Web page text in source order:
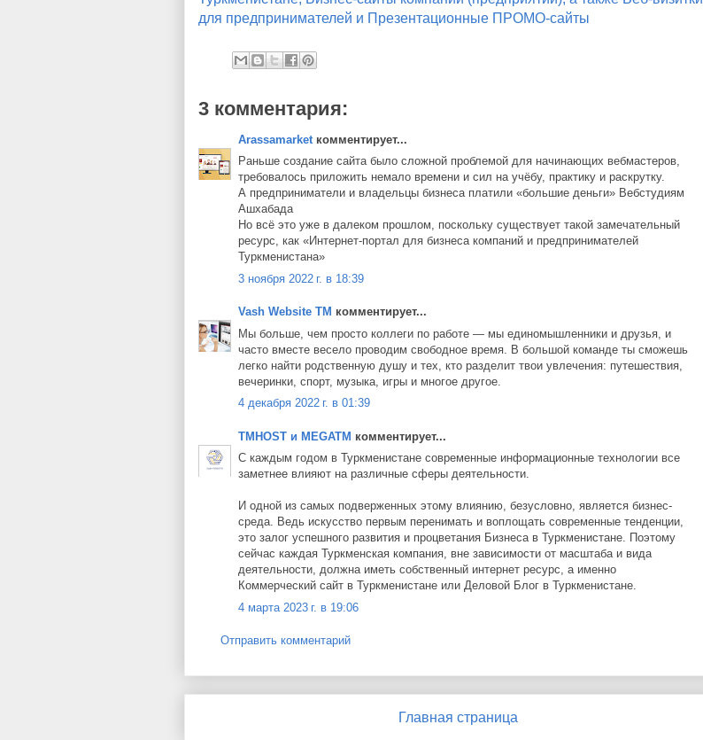
для предпринимателей и Презентационные ПРОМО-сайты
3 комментария:
Arassamarket комментирует...
Раньше создание сайта было сложной проблемой для начинающих вебмастеров,
требовалось приложить немало времени и сил на учёбу, практику и раскрутку.
А предприниматели и владельцы бизнеса платили «большие деньги» Вебстудиям
Ашхабада
Но всё это уже в далеком прошлом, поскольку существует такой замечательный
ресурс, как «Интернет-портал для бизнеса компаний и предпринимателей
Туркменистана»
3 ноября 2022 г. в 18:39
Vash Website TM комментирует...
Мы больше, чем просто коллеги по работе — мы единомышленники и друзья, и
часто вместе весело проводим свободное время. В большой команде ты сможешь
легко найти родственную душу и тех, кто разделит твои увлечения: путешествия,
вечеринки, спорт, музыка, игры и многое другое.
4 декабря 2022 г. в 01:39
TMHOST и MEGATM комментирует...
С каждым годом в Туркменистане современные информационные технологии все
заметнее влияют на различные сферы деятельности.
И одной из самых подверженных этому влиянию, безусловно, является бизнес-
среда. Ведь искусство первым перенимать и воплощать современные тенденции,
это залог успешного развития и процветания Бизнеса в Туркменистане. Поэтому
сейчас каждая Туркменская компания, вне зависимости от масштаба и вида
деятельности, должна иметь собственный интернет ресурс, а именно
Коммерческий сайт в Туркменистане или Деловой Блог в Туркменистане.
4 марта 2023 г. в 19:06
Отправить комментарий
Главная страница